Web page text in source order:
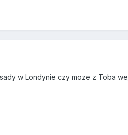
w Londynie czy moze z Toba